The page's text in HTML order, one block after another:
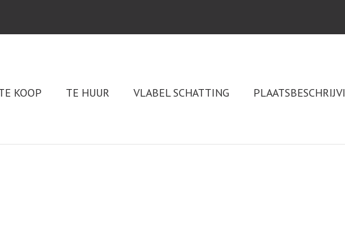
KOOP TE HUUR VLABEL SCHATTING